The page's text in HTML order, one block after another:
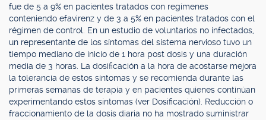
fue de 5 a 9% en pacientes tratados con regímenes
conteniendo efavirenz y de 3 a 5% en pacientes tratados con el
régimen de control. En un estudio de voluntarios no infectados,
un representante de los síntomas del sistema nervioso tuvo un
tiempo mediano de inicio de 1 hora post dosis y una duración
media de 3 horas. La dosificación a la hora de acostarse mejora
la tolerancia de estos síntomas y se recomienda durante las
primeras semanas de terapia y en pacientes quienes continúan
experimentando estos síntomas (ver Dosificación). Reducción o
fraccionamiento de la dosis diaria no ha mostrado suministrar